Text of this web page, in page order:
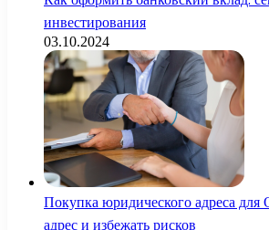
инвестирования
03.10.2024
Покупка юридического адреса
адрес и избежать рисков